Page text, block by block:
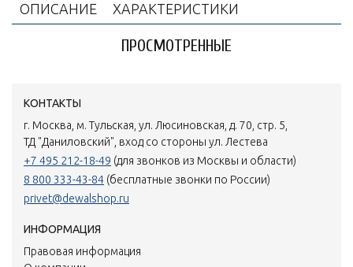
ОПИСАНИЕ ХАРАКТЕРИСТИКИ
ПРОСМОТРЕННЫЕ
КОНТАКТЫ
г. Москва, м. Тульская, ул. Люсиновская, д. 70, стр. 5,
ТД "Даниловский", вход со стороны ул. Лестева
+7 495 212-18-49 (для звонков из Москвы и области)
8 800 333-43-84 (бесплатные звонки по России)
privet@dewalshop.ru
ИНФОРМАЦИЯ
Правовая информация